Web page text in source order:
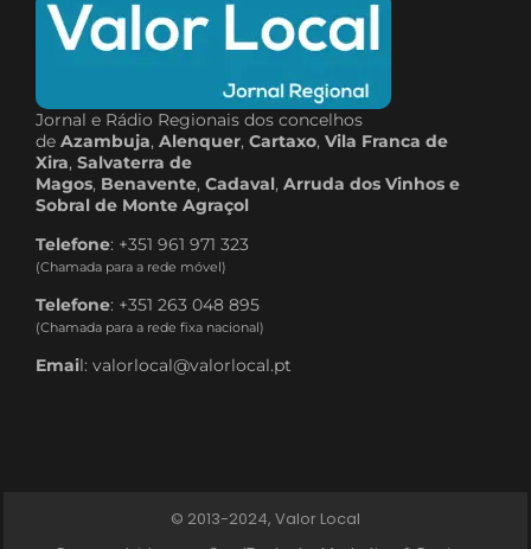
Jornal e Rádio Regionais dos concelhos
de Azambuja, Alenquer, Cartaxo, Vila Franca de
Xira, Salvaterra de
Magos, Benavente, Cadaval, Arruda dos Vinhos e
Sobral de Monte Agraçol
Telefone: +351 961 971 323
(Chamada para a rede móvel)
Telefone: +351 263 048 895
(Chamada para a rede fixa nacional)
Email: valorlocal@valorlocal.pt
© 2013-2024, Valor Local